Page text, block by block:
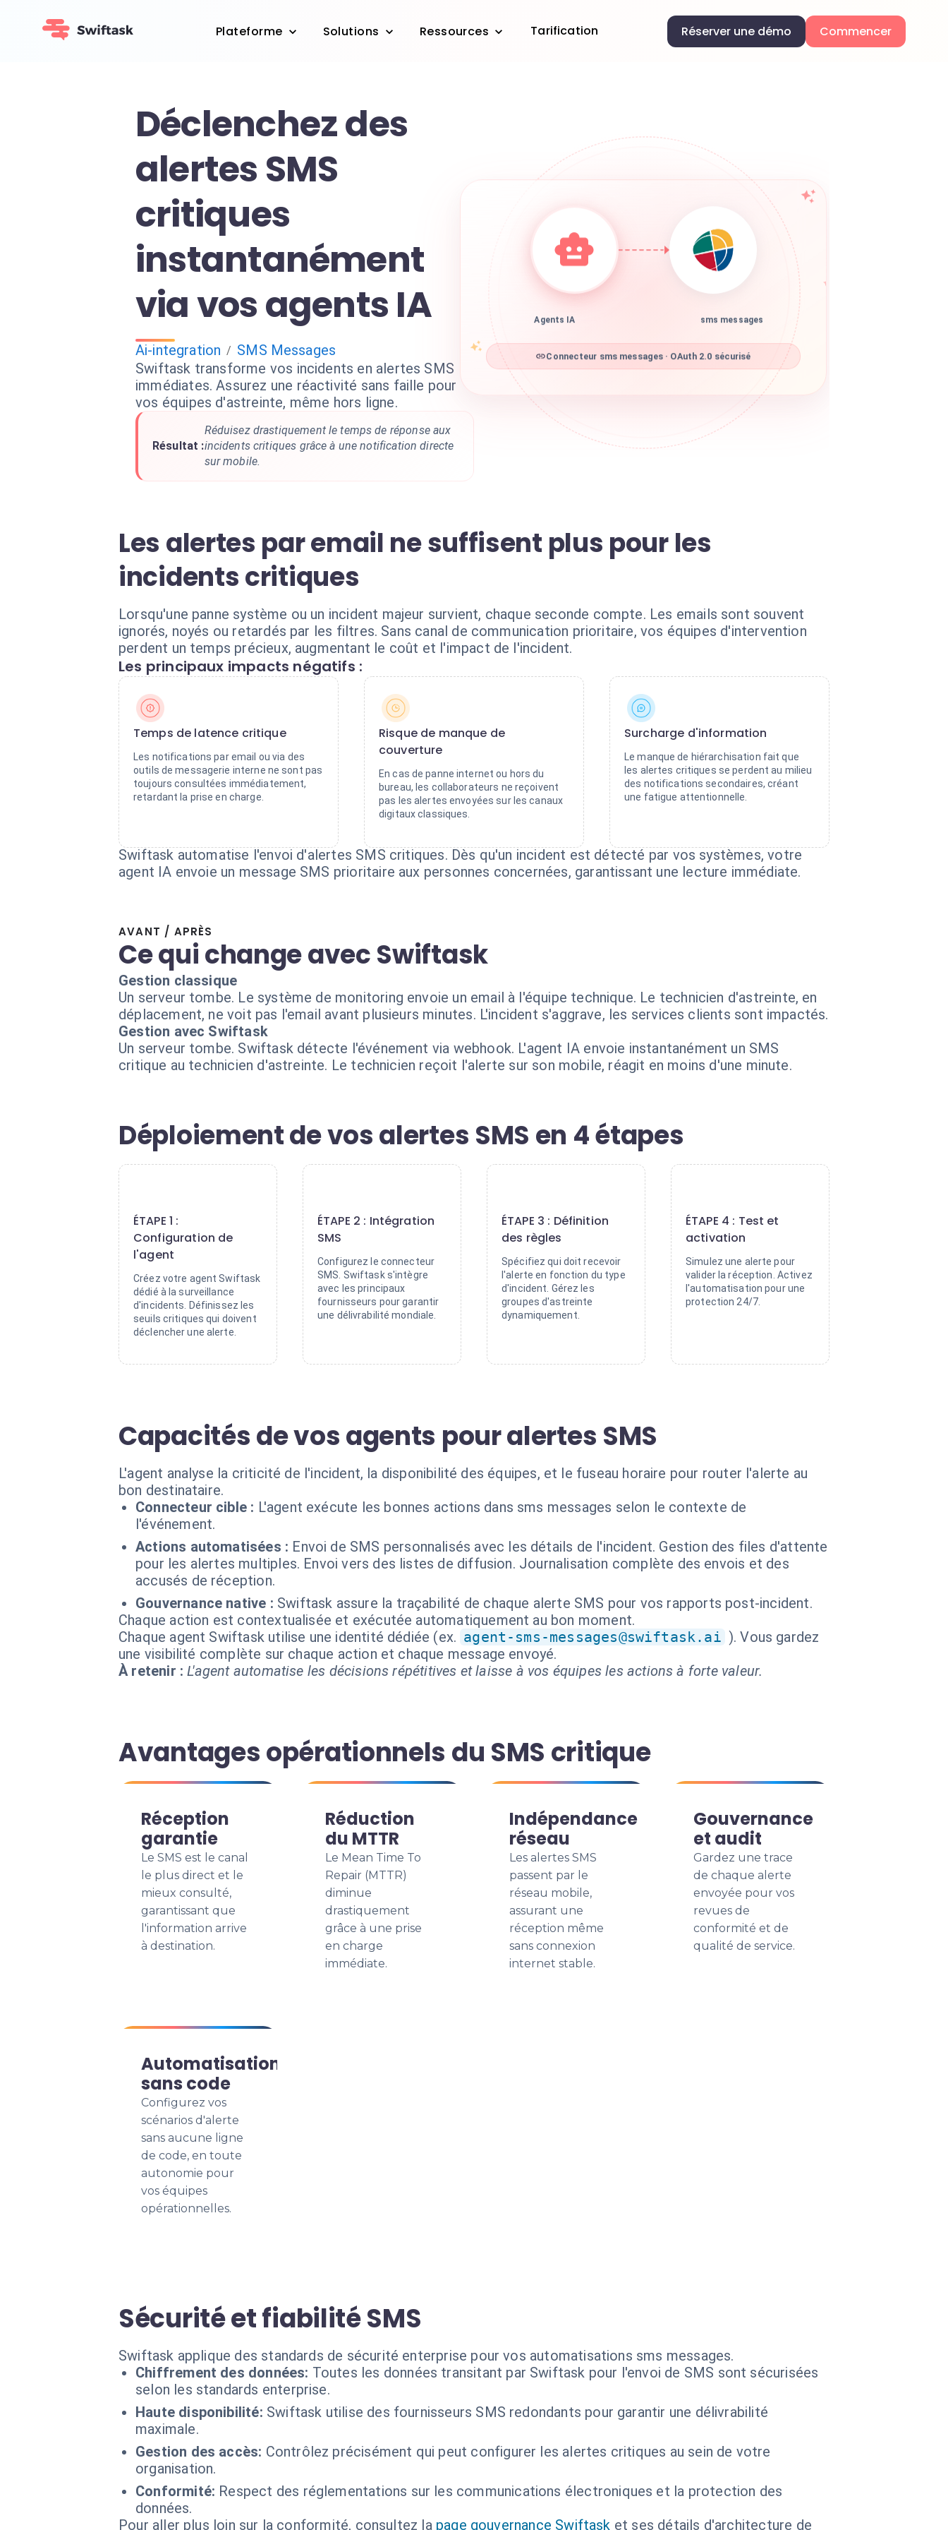
Plateforme Solutions Ressources Tarification Réserver une démo Commencer
Déclenchez des
alertes SMS
critiques
instantanément
via vos agents IA
Ai-integration / SMS Messages
Swiftask transforme vos incidents en alertes SMS
immédiates. Assurez une réactivité sans faille pour
vos équipes d'astreinte, même hors ligne.
Résultat :
Réduisez drastiquement le temps de réponse aux
incidents critiques grâce à une notification directe
sur mobile.
Agents IA sms messages
Connecteur sms messages · OAuth 2.0 sécurisé
Les alertes par email ne suffisent plus pour les
incidents critiques
Lorsqu'une panne système ou un incident majeur survient, chaque seconde compte. Les emails sont souvent
ignorés, noyés ou retardés par les filtres. Sans canal de communication prioritaire, vos équipes d'intervention
perdent un temps précieux, augmentant le coût et l'impact de l'incident.
Les principaux impacts négatifs :
Temps de latence critique
Les notifications par email ou via des
outils de messagerie interne ne sont pas
toujours consultées immédiatement,
retardant la prise en charge.
Risque de manque de
couverture
En cas de panne internet ou hors du
bureau, les collaborateurs ne reçoivent
pas les alertes envoyées sur les canaux
digitaux classiques.
Surcharge d'information
Le manque de hiérarchisation fait que
les alertes critiques se perdent au milieu
des notifications secondaires, créant
une fatigue attentionnelle.
Swiftask automatise l'envoi d'alertes SMS critiques. Dès qu'un incident est détecté par vos systèmes, votre
agent IA envoie un message SMS prioritaire aux personnes concernées, garantissant une lecture immédiate.
AVANT / APRÈS
Ce qui change avec Swiftask
Gestion classique
Un serveur tombe. Le système de monitoring envoie un email à l'équipe technique. Le technicien d'astreinte, en
déplacement, ne voit pas l'email avant plusieurs minutes. L'incident s'aggrave, les services clients sont impactés.
Gestion avec Swiftask
Un serveur tombe. Swiftask détecte l'événement via webhook. L'agent IA envoie instantanément un SMS
critique au technicien d'astreinte. Le technicien reçoit l'alerte sur son mobile, réagit en moins d'une minute.
Déploiement de vos alertes SMS en 4 étapes
ÉTAPE 1 :
Configuration de
l'agent
Créez votre agent Swiftask
dédié à la surveillance
d'incidents. Définissez les
seuils critiques qui doivent
déclencher une alerte.
ÉTAPE 2 : Intégration
SMS
Configurez le connecteur
SMS. Swiftask s'intègre
avec les principaux
fournisseurs pour garantir
une délivrabilité mondiale.
ÉTAPE 3 : Définition
des règles
Spécifiez qui doit recevoir
l'alerte en fonction du type
d'incident. Gérez les
groupes d'astreinte
dynamiquement.
ÉTAPE 4 : Test et
activation
Simulez une alerte pour
valider la réception. Activez
l'automatisation pour une
protection 24/7.
Capacités de vos agents pour alertes SMS
L'agent analyse la criticité de l'incident, la disponibilité des équipes, et le fuseau horaire pour router l'alerte au
bon destinataire.
Connecteur cible : L'agent exécute les bonnes actions dans sms messages selon le contexte de
l'événement.
Actions automatisées : Envoi de SMS personnalisés avec les détails de l'incident. Gestion des files d'attente
pour les alertes multiples. Envoi vers des listes de diffusion. Journalisation complète des envois et des
accusés de réception.
Gouvernance native : Swiftask assure la traçabilité de chaque alerte SMS pour vos rapports post-incident.
Chaque action est contextualisée et exécutée automatiquement au bon moment.
Chaque agent Swiftask utilise une identité dédiée (ex. agent-sms-messages@swiftask.ai ). Vous gardez
une visibilité complète sur chaque action et chaque message envoyé.
À retenir : L'agent automatise les décisions répétitives et laisse à vos équipes les actions à forte valeur.
Avantages opérationnels du SMS critique
Réception
garantie
Le SMS est le canal
le plus direct et le
mieux consulté,
garantissant que
l'information arrive
à destination.
Réduction
du MTTR
Le Mean Time To
Repair (MTTR)
diminue
drastiquement
grâce à une prise
en charge
immédiate.
Indépendance
réseau
Les alertes SMS
passent par le
réseau mobile,
assurant une
réception même
sans connexion
internet stable.
Gouvernance
et audit
Gardez une trace
de chaque alerte
envoyée pour vos
revues de
conformité et de
qualité de service.
Automatisation
sans code
Configurez vos
scénarios d'alerte
sans aucune ligne
de code, en toute
autonomie pour
vos équipes
opérationnelles.
Sécurité et fiabilité SMS
Swiftask applique des standards de sécurité enterprise pour vos automatisations sms messages.
Chiffrement des données: Toutes les données transitant par Swiftask pour l'envoi de SMS sont sécurisées
selon les standards enterprise.
Haute disponibilité: Swiftask utilise des fournisseurs SMS redondants pour garantir une délivrabilité
maximale.
Gestion des accès: Contrôlez précisément qui peut configurer les alertes critiques au sein de votre
organisation.
Conformité: Respect des réglementations sur les communications électroniques et la protection des
données.
Pour aller plus loin sur la conformité, consultez la page gouvernance Swiftask et ses détails d'architecture de